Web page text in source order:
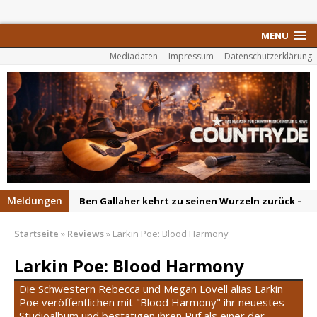
MENU
Mediadaten Impressum Datenschutzerklärung
Meldungen
Ben Gallaher kehrt zu seinen Wurzeln zurück –
Colton Dawson legt mit „Worth It“ nach –
Country mit Herz und Humor
Carly Pearce hinterfragt den ständigen
Vergleich mit anderen
Startseite » Reviews» Larkin Poe: Blood Harmony
Larkin Poe: Blood Harmony
Die Schwestern Rebecca und Megan Lovell alias Larkin
Poe veröffentlichen mit "Blood Harmony" ihr neuestes